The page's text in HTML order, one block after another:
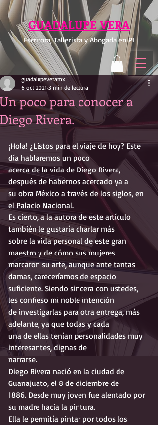
GUADALUPE VERA
Escritora, Tallerista y Abogada en PI
Un poco para conocer a
Diego Rivera.
guadalupeveramx
6 oct 2021 3 min de lectura
¡Hola! ¿Listos para el viaje de hoy? Este
día hablaremos un poco
acerca de la vida de Diego Rivera,
después de habernos acercado ya a
su obra México a través de los siglos, en
el Palacio Nacional.
Es cierto, a la autora de este artículo
también le gustaría charlar más
sobre la vida personal de este gran
maestro y de cómo sus mujeres
marcaron su arte, aunque ante tantas
damas, careceríamos de espacio
suficiente. Siendo sincera con ustedes,
les confieso mi noble intención
de investigarlas para otra entrega, más
adelante, ya que todas y cada
una de ellas tenían personalidades muy
interesantes, dignas de
narrarse.
Diego Rivera nació en la ciudad de
Guanajuato, el 8 de diciembre de
1886. Desde muy joven fue alentado por
su madre hacia la pintura.
Ella le permitía pintar por todos los